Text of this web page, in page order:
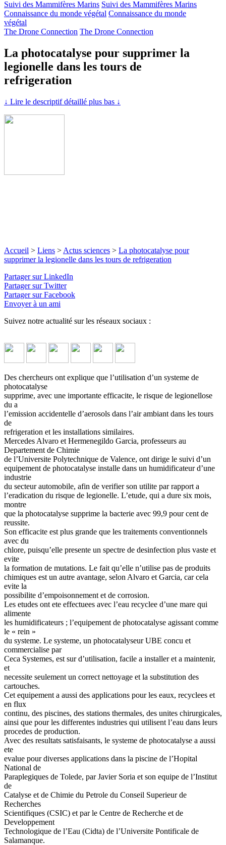
Suivi des Mammifères Marins Suivi des Mammifères Marins
Connaissance du monde végétal Connaissance du monde
végétal
The Drone Connection The Drone Connection
La photocatalyse pour supprimer la
legionelle dans les tours de
refrigeration
↓ Lire le descriptif détaillé plus bas ↓
Accueil > Liens > Actus sciences > La photocatalyse pour
supprimer la legionelle dans les tours de refrigeration
Partager sur LinkedIn
Partager sur Twitter
Partager sur Facebook
Envoyer à un ami
Suivez notre actualité sur les réseaux sociaux :
Des chercheurs ont explique que l’utilisation d’un systeme de
photocatalyse
supprime, avec une importante efficacite, le risque de legionellose
du a
l’emission accidentelle d’aerosols dans l’air ambiant dans les tours
de
refrigeration et les installations similaires.
Mercedes Alvaro et Hermenegildo Garcia, professeurs au
Departement de Chimie
de l’Universite Polytechnique de Valence, ont dirige le suivi d’un
equipement de photocatalyse installe dans un humidificateur d’une
industrie
du secteur automobile, afin de verifier son utilite par rapport a
l’eradication du risque de legionelle. L’etude, qui a dure six mois,
montre
que la photocatalyse supprime la bacterie avec 99,9 pour cent de
reussite.
Son efficacite est plus grande que les traitements conventionnels
avec du
chlore, puisqu’elle presente un spectre de desinfection plus vaste et
evite
la formation de mutations. Le fait qu’elle n’utilise pas de produits
chimiques est un autre avantage, selon Alvaro et Garcia, car cela
evite la
possibilite d’empoisonnement et de corrosion.
Les etudes ont ete effectuees avec l’eau recyclee d’une mare qui
alimente
les humidificateurs ; l’equipement de photocatalyse agissant comme
le « rein »
du systeme. Le systeme, un photocatalyseur UBE concu et
commercialise par
Ceca Systemes, est sur d’utilisation, facile a installer et a maintenir,
et
necessite seulement un correct nettoyage et la substitution des
cartouches.
Cet equipement a aussi des applications pour les eaux, recyclees et
en flux
continu, des piscines, des stations thermales, des unites chirurgicales,
ainsi que pour les differentes industries qui utilisent l’eau dans leurs
procedes de production.
Avec des resultats satisfaisants, le systeme de photocatalyse a aussi
ete
evalue pour diverses applications dans la piscine de l’Hopital
National de
Paraplegiques de Tolede, par Javier Soria et son equipe de l’Institut
de
Catalyse et de Chimie du Petrole du Conseil Superieur de
Recherches
Scientifiques (CSIC) et par le Centre de Recherche et de
Developpement
Technologique de l’Eau (Cidta) de l’Universite Pontificale de
Salamanque.